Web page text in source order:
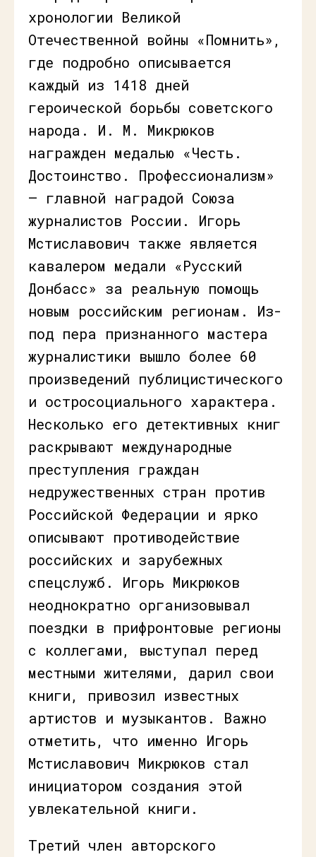
хронологии Великой
Отечественной войны «Помнить»,
где подробно описывается
каждый из 1418 дней
героической борьбы советского
народа. И. М. Микрюков
награжден медалью «Честь.
Достоинство. Профессионализм»
— главной наградой Союза
журналистов России. Игорь
Мстиславович также является
кавалером медали «Русский
Донбасс» за реальную помощь
новым российским регионам. Из-
под пера признанного мастера
журналистики вышло более 60
произведений публицистического
и остросоциального характера.
Несколько его детективных книг
раскрывают международные
преступления граждан
недружественных стран против
Российской Федерации и ярко
описывают противодействие
российских и зарубежных
спецслужб. Игорь Микрюков
неоднократно организовывал
поездки в прифронтовые регионы
с коллегами, выступал перед
местными жителями, дарил свои
книги, привозил известных
артистов и музыкантов. Важно
отметить, что именно Игорь
Мстиславович Микрюков стал
инициатором создания этой
увлекательной книги.
Третий член авторского